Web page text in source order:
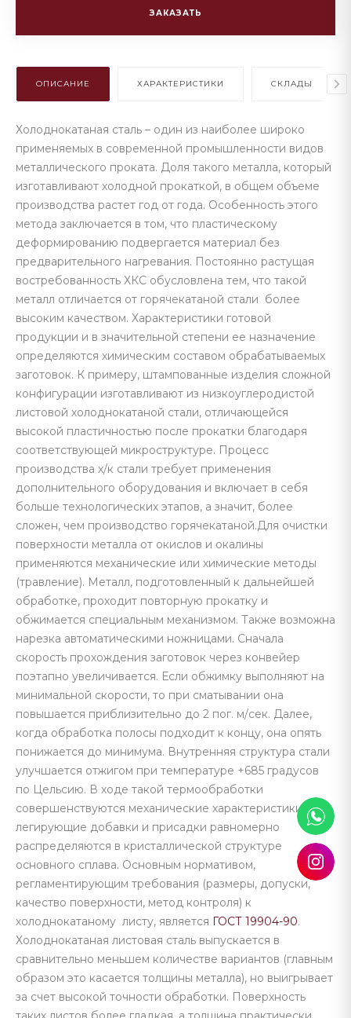
ЗАКАЗАТЬ
ОПИСАНИЕ ХАРАКТЕРИСТИКИ СКЛАДЫ
Холоднокатаная сталь – один из наиболее широко
применяемых в современной промышленности видов
металлического проката. Доля такого металла, который
изготавливают холодной прокаткой, в общем объеме
производства растет год от года. Особенность этого
метода заключается в том, что пластическому
деформированию подвергается материал без
предварительного нагревания. Постоянно растущая
востребованность ХКС обусловлена тем, что такой
металл отличается от горячекатаной стали более
высоким качеством. Характеристики готовой
продукции и в значительной степени ее назначение
определяются химическим составом обрабатываемых
заготовок. К примеру, штампованные изделия сложной
конфигурации изготавливают из низкоуглеродистой
листовой холоднокатаной стали, отличающейся
высокой пластичностью после прокатки благодаря
соответствующей микроструктуре. Процесс
производства х/к стали требует применения
дополнительного оборудования и включает в себя
больше технологических этапов, а значит, более
сложен, чем производство горячекатаной.Для очистки
поверхности металла от окислов и окалины
применяются механические или химические методы
(травление). Металл, подготовленный к дальнейшей
обработке, проходит повторную прокатку и
обжимается специальным механизмом. Также возможна
нарезка автоматическими ножницами. Сначала
скорость прохождения заготовок через конвейер
поэтапно увеличивается. Если обжимку выполняют на
минимальной скорости, то при сматывании она
повышается приблизительно до 2 пог. м/сек. Далее,
когда обработка полосы подходит к концу, она опять
понижается до минимума. Внутренняя структура стали
улучшается отжигом при температуре +685 градусов
по Цельсию. В ходе такой термообработки
совершенствуются механические характеристики, а
легирующие добавки и присадки равномерно
распределяются в кристаллической структуре
основного сплава. Основным нормативом,
регламентирующим требования (размеры, допуски,
качество поверхности, метод контроля) к
холоднокатаному листу, является ГОСТ 19904-90.
Холоднокатаная листовая сталь выпускается в
сравнительно меньшем количестве вариантов (главным
образом это касается толщины металла), но выигрывает
за счет высокой точности обработки. Поверхность